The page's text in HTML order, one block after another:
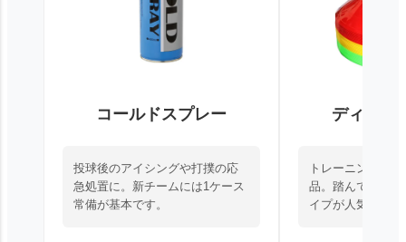
コールドスプレー
投球後のアイシングや打撲の応
急処置に。新チームには1ケース
常備が基本です。
ディスク
トレーニングに
品。踏んでも割
イプが人気です。